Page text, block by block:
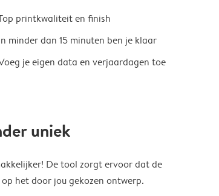
printkwaliteit en finish
minder dan 15 minuten ben je klaar
je eigen data en verjaardagen toe
uniek
De tool zorgt ervoor dat de
het door jou gekozen ontwerp.